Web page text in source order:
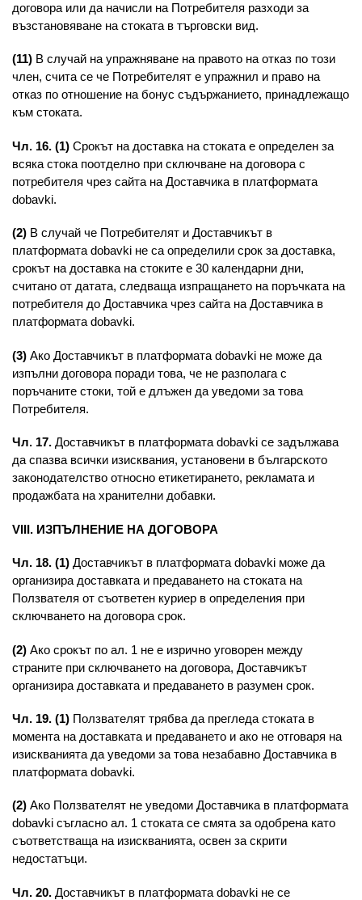
договора или да начисли на Потребителя разходи за
възстановяване на стоката в търговски вид.
(11) В случай на упражняване на правото на отказ по този
член, счита се че Потребителят е упражнил и право на
отказ по отношение на бонус съдържанието, принадлежащо
към стоката.
Чл. 16. (1) Срокът на доставка на стоката е определен за
всяка стока поотделно при сключване на договора с
потребителя чрез сайта на Доставчика в платформата
dobavki.
(2) В случай че Потребителят и Доставчикът в
платформата dobavki не са определили срок за доставка,
срокът на доставка на стоките е 30 календарни дни,
считано от датата, следваща изпращането на поръчката на
потребителя до Доставчика чрез сайта на Доставчика в
платформата dobavki.
(3) Ако Доставчикът в платформата dobavki не може да
изпълни договора поради това, че не разполага с
поръчаните стоки, той е длъжен да уведоми за това
Потребителя.
Чл. 17. Доставчикът в платформата dobavki се задължава
да спазва всички изисквания, установени в българското
законодателство относно етикетирането, рекламата и
продажбата на хранителни добавки.
VIII. ИЗПЪЛНЕНИЕ НА ДОГОВОРА
Чл. 18. (1) Доставчикът в платформата dobavki може да
организира доставката и предаването на стоката на
Ползвателя от съответен куриер в определения при
сключването на договора срок.
(2) Ако срокът по ал. 1 не е изрично уговорен между
страните при сключването на договора, Доставчикът
организира доставката и предаването в разумен срок.
Чл. 19. (1) Ползвателят трябва да прегледа стоката в
момента на доставката и предаването и ако не отговаря на
изискванията да уведоми за това незабавно Доставчика в
платформата dobavki.
(2) Ако Ползвателят не уведоми Доставчика в платформата
dobavki съгласно ал. 1 стоката се смята за одобрена като
съответстваща на изискванията, освен за скрити
недостатъци.
Чл. 20. Доставчикът в платформата dobavki не се